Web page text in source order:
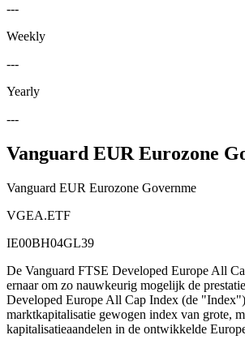
---
Weekly
---
Yearly
---
Vanguard EUR Eurozone
Vanguard EUR Eurozone Governme
VGEA.ETF
IE00BH04GL39
De Vanguard FTSE Developed Europe All
ernaar om zo nauwkeurig mogelijk de
Developed Europe All Cap Index (de
marktkapitalisatie gewogen index van grote,
kapitalisatieaandelen in de ontwikkelde